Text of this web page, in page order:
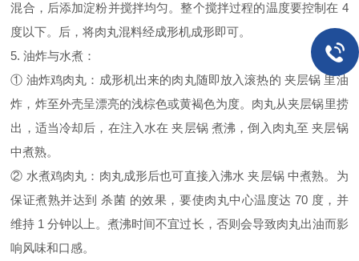
混合，后添加淀粉并搅拌均匀。整个搅拌过程的温度要控制在 4
度以下。后，将肉丸混料经成形机成形即可。
5. 油炸与水煮：
① 油炸鸡肉丸：成形机出来的肉丸随即放入滚热的 夹层锅 里油
炸，炸至外壳呈漂亮的浅棕色或黄褐色为度。肉丸从夹层锅里捞
出，适当冷却后，在注入水在 夹层锅 煮沸，倒入肉丸至 夹层锅
中煮熟。
② 水煮鸡肉丸：肉丸成形后也可直接入沸水 夹层锅 中煮熟。为
保证煮熟并达到 杀菌 的效果，要使肉丸中心温度达 70 度，并
维持 1 分钟以上。煮沸时间不宜过长，否则会导致肉丸出油而影
响风味和口感。